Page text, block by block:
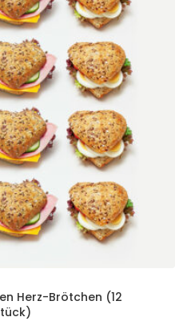
Herz-Brötchen (12